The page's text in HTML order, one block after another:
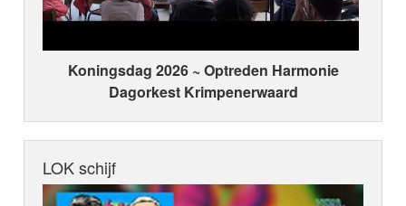
Koningsdag 2026 ~ Optreden Harmonie
Dagorkest Krimpenerwaard
LOK schijf